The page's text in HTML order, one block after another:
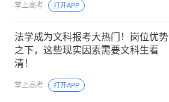
掌上高考 打开APP
法学成为文科报考大热门！岗位优势
之下，这些现实因素需要文科生看
清！
掌上高考 打开APP